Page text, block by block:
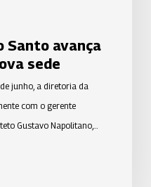
Santo avança
sede
junho, a diretoria da
com o gerente
Gustavo Napolitano,…